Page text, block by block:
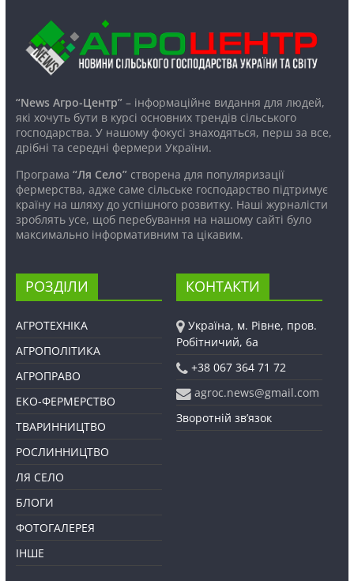
“News Агро-Центр”– інформаційне видання для людей,
які хочуть бути в курсі основних трендів сільського
господарства. У нашому фокусі знаходяться, перш за все,
дрібні та середні фермери України.
Програма “Ля Село”створена для популяризації
фермерства, адже саме сільське господарство підтримує
країну на шляху до успішного розвитку. Наші журналісти
зроблять усе, щоб перебування на нашому сайті було
максимально інформативним та цікавим.
РОЗДІЛИ
АГРОТЕХНІКА
АГРОПОЛІТИКА
АГРОПРАВО
ЕКО-ФЕРМЕРСТВО
ТВАРИННИЦТВО
РОСЛИННИЦТВО
ЛЯ СЕЛО
БЛОГИ
ФОТОГАЛЕРЕЯ
ІНШЕ
КОНТАКТИ
Україна, м. Рівне, пров.
Робітничий, 6а
+38 067 364 71 72
agroc.news@gmail.com
Зворотній зв’язок